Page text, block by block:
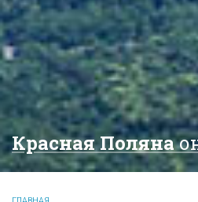
Красная Поляна